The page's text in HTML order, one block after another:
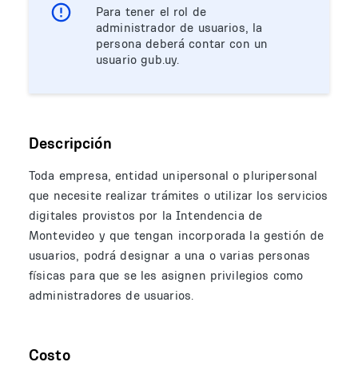
Para tener el rol de
administrador de usuarios, la
persona deberá contar con un
usuario gub.uy.
Descripción
Toda empresa, entidad unipersonal o pluripersonal
que necesite realizar trámites o utilizar los servicios
digitales provistos por la Intendencia de
Montevideo y que tengan incorporada la gestión de
usuarios, podrá designar a una o varias personas
físicas para que se les asignen privilegios como
administradores de usuarios.
Costo